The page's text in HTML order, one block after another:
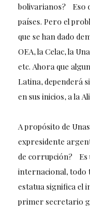
bolivarianos? Eso
países. Pero el
que se han dado
OEA, la Celac, la
etc. Ahora que
Latina, dependerá
en sus inicios, a la
A propósito de
expresidente
de corrupción? Es
internacional, todo
estatua significa el
primer secretario